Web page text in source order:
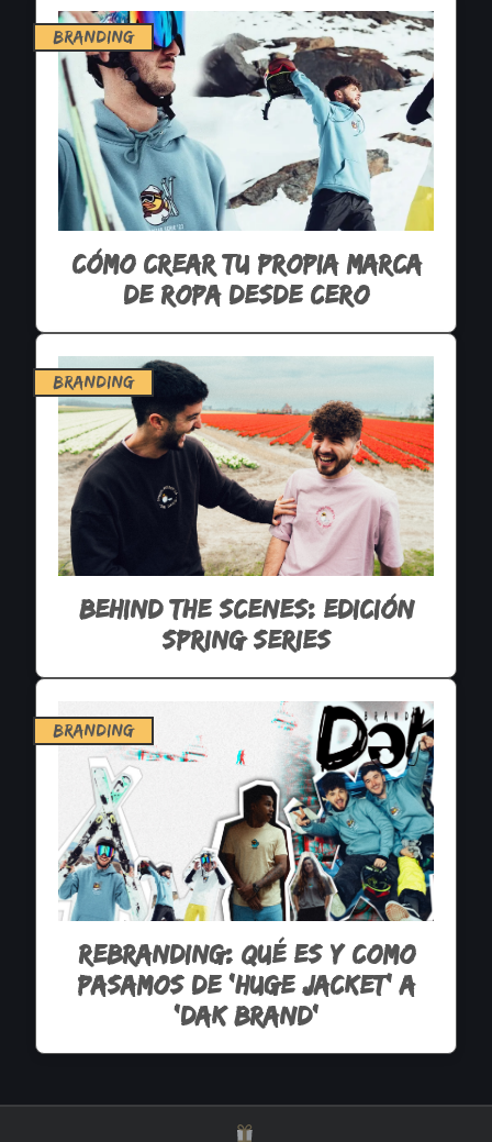
branding
Cómo crear tu propia marca
de ropa desde cero
branding
Behind the scenes: edición
Spring Series
branding
Rebranding: Qué es y como
pasamos de 'Huge Jacket' a
'Dak Brand'